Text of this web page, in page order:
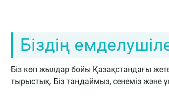
Біздің
Біз көп жылдар бойы Қазақстандағы
тырыстық. Біз таңдаймыз, сенеміз және